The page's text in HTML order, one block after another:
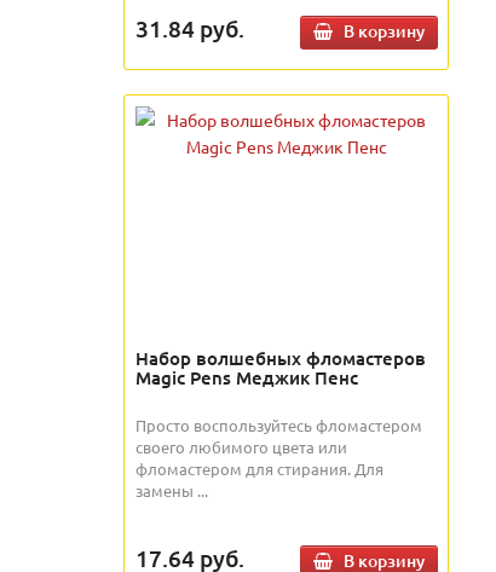
31.84 руб. В корзину
Набор волшебных фломастеров
Magic Pens Меджик Пенс
Просто воспользуйтесь фломастером
своего любимого цвета или
фломастером для стирания. Для
замены ...
17.64 руб. В корзину